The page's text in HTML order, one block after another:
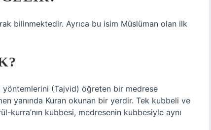
bilinmektedir. Ayrıca bu isim Müslüman olan ilk
(Tajvid) öğreten bir medrese
yanında Kuran okunan bir yerdir. Tek kubbeli ve
kurra’nın kubbesi, medresenin kubbesiyle aynı